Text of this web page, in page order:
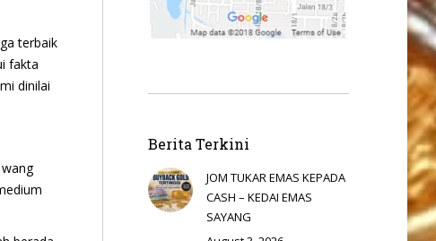
terbaik
fakta
dinilai
Berita Terkini
JOM TUKAR EMAS KEPADA
CASH – KEDAI EMAS
SAYANG